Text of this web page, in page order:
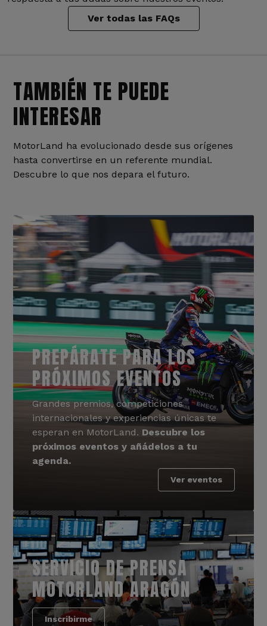
Ver todas las FAQs
TAMBIÉN TE PUEDE
INTERESAR
MotorLand ha evolucionado desde sus orígenes
hasta convertirse en un referente mundial.
Descubre lo que nos depara el futuro.
PREPÁRATE PARA LOS
PRÓXIMOS EVENTOS
Grandes premios, competiciones
internacionales y experiencias únicas te
esperan en MotorLand. Descubre los
próximos eventos y añádelos a tu
agenda.
Ver eventos
SERVICIO DE PRENSA
MOTORLAND ARAGÓN
Inscribirme